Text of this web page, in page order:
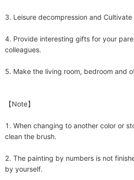
3. Leisure decompression and Cultivate
4. Provide interesting gifts for your
colleagues.
5. Make the living room, bedroom and
【Note】
1. When changing to another color or
clean the brush.
2. The painting by numbers is not
by yourself.